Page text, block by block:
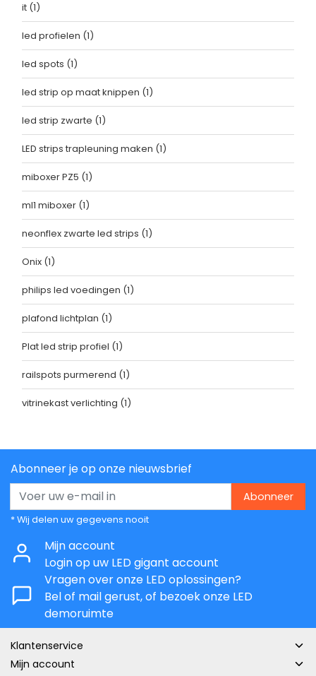
it (1)
led profielen (1)
led spots (1)
led strip op maat knippen (1)
led strip zwarte (1)
LED strips trapleuning maken (1)
miboxer PZ5 (1)
ml1 miboxer (1)
neonflex zwarte led strips (1)
Onix (1)
philips led voedingen (1)
plafond lichtplan (1)
Plat led strip profiel (1)
railspots purmerend (1)
vitrinekast verlichting (1)
Abonneer je op onze nieuwsbrief
Abonneer
* Wij delen uw gegevens nooit
Mijn account
Login op uw LED gigant account
Vragen over onze LED oplossingen?
Bel of mail gerust, of bezoek onze LED
demoruimte
Klantenservice
Mijn account